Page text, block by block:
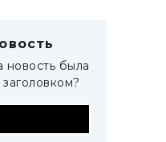
новость была